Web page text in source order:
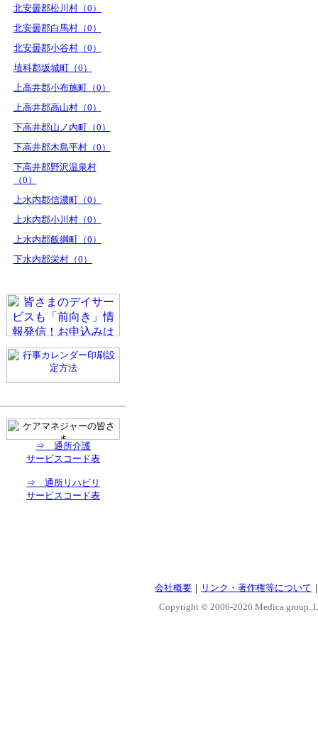
北安曇郡松川村（0）
北安曇郡白馬村（0）
北安曇郡小谷村（0）
埴科郡坂城町（0）
上高井郡小布施町（0）
上高井郡高山村（0）
下高井郡山ノ内町（0）
下高井郡木島平村（0）
下高井郡野沢温泉村
（0）
上水内郡信濃町（0）
上水内郡小川村（0）
上水内郡飯綱町（0）
下水内郡栄村（0）
⇒ 通所介護
サービスコード表
⇒ 通所リハビリ
サービスコード表
会社概要 ｜ リンク・著作権等について
Copyright © 2006-2026 Medica